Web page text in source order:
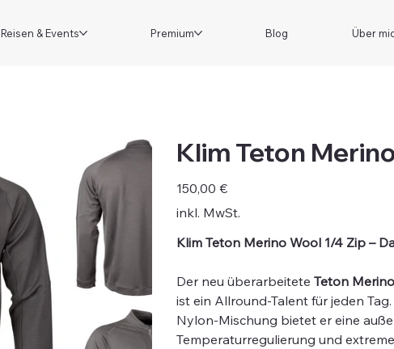
Reisen & Events Premium Blog Über
Klim Teton
Preis
150,00 €
inkl. MwSt.
Klim Teton Merino Wool 1/4 Zip –
Der neu überarbeitete Teton
ist ein Allround-Talent für jeden
Nylon-Mischung bietet er eine
Temperaturregulierung und